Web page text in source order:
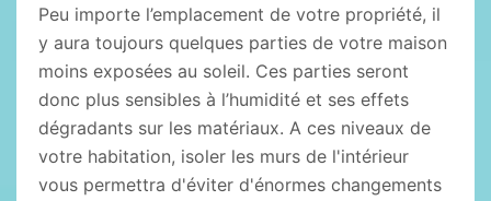
Peu importe l’emplacement de votre propriété, il
y aura toujours quelques parties de votre maison
moins exposées au soleil. Ces parties seront
donc plus sensibles à l’humidité et ses effets
dégradants sur les matériaux. A ces niveaux de
votre habitation, isoler les murs de l'intérieur
vous permettra d'éviter d'énormes changements